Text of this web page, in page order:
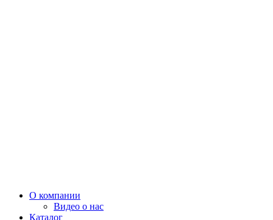
О компании
Видео о нас
Каталог